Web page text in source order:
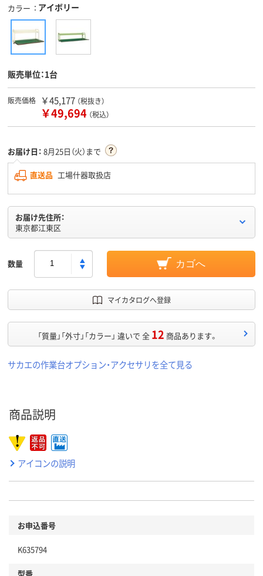
カラー アイボリー
販売単位：1台
販売価格 ￥45,177 （税抜き）
￥49,694 （税込）
お届け日： 8月25日（火）まで
直送品 工場什器取扱店
お届け先住所：
東京都江東区
数量 カゴへ
マイカタログへ登録
「質量」「外寸」「カラー」 違いで 全 12 商品あります。
サカエの作業台オプション・アクセサリを全て見る
商品説明
アイコンの説明
お申込番号
K635794
型番